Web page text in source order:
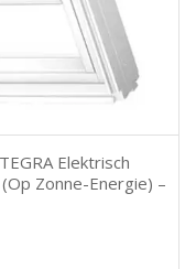
Elektrisch
Zonne-Energie) –